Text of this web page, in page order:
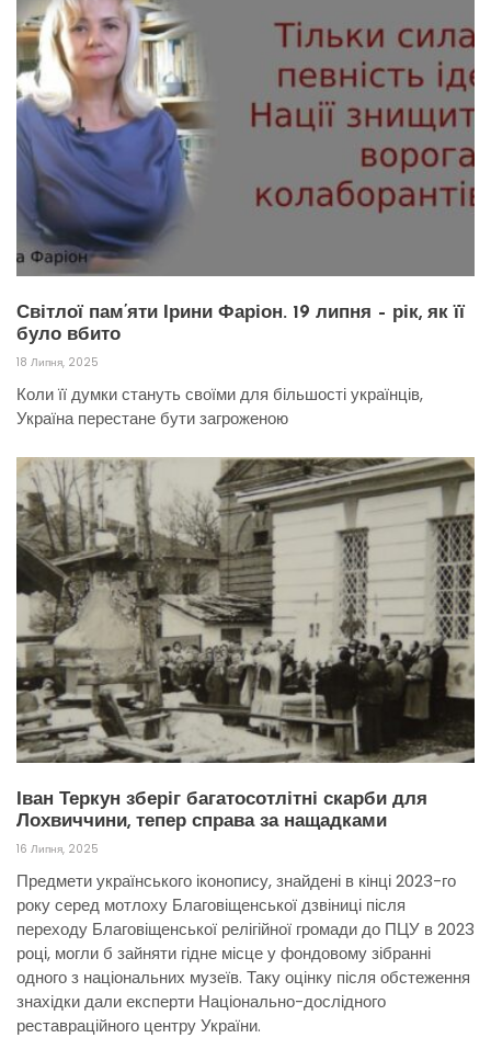
Світлої пам’яти Ірини Фаріон. 19 липня – рік, як її
було вбито
18 Липня, 2025
Коли її думки стануть своїми для більшості українців,
Україна перестане бути загроженою
Іван Теркун зберіг багатосотлітні скарби для
Лохвиччини, тепер справа за нащадками
16 Липня, 2025
Предмети українського іконопису, знайдені в кінці 2023-го
року серед мотлоху Благовіщенської дзвіниці після
переходу Благовіщенської релігійної громади до ПЦУ в 2023
році, могли б зайняти гідне місце у фондовому зібранні
одного з національних музеїв. Таку оцінку після обстеження
знахідки дали експерти Національно-дослідного
реставраційного центру України.